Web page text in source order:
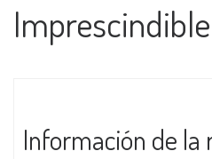
Imprescindible
Información de la